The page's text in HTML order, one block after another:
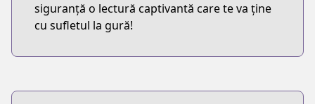
siguranță o lectură captivantă care te va ține
cu sufletul la gură!